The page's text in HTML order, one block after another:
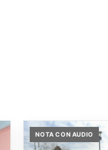
NOTA CON AUDIO